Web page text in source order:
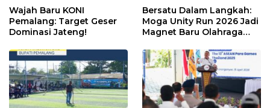
Wajah Baru KONI
Pemalang: Target Geser
Dominasi Jateng!
Bersatu Dalam Langkah:
Moga Unity Run 2026 Jadi
Magnet Baru Olahraga